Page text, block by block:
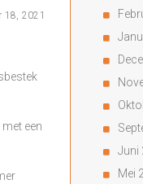
18, 2021
een
Juni
Mei